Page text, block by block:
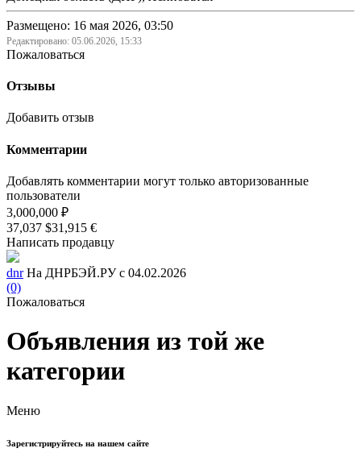
Размещено: 16 мая 2026, 03:50
Редактировано: 05.06.2026, 15:33
Пожаловаться
Отзывы
Добавить отзыв
Комментарии
Добавлять комментарии могут только авторизованные
пользователи
3,000,000 ₽
37,037 $31,915 €
Написать продавцу
dnr На ДНРБЭЙ.РУ с 04.02.2026
(0)
Пожаловаться
Объявления из той же
категории
Меню
Зарегистрируйтесь на нашем сайте